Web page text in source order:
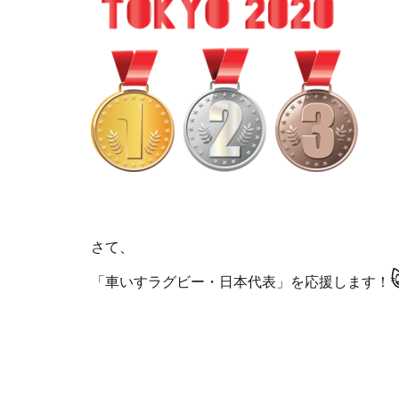
さて、
「車いすラグビー・日本代表」を応援します！